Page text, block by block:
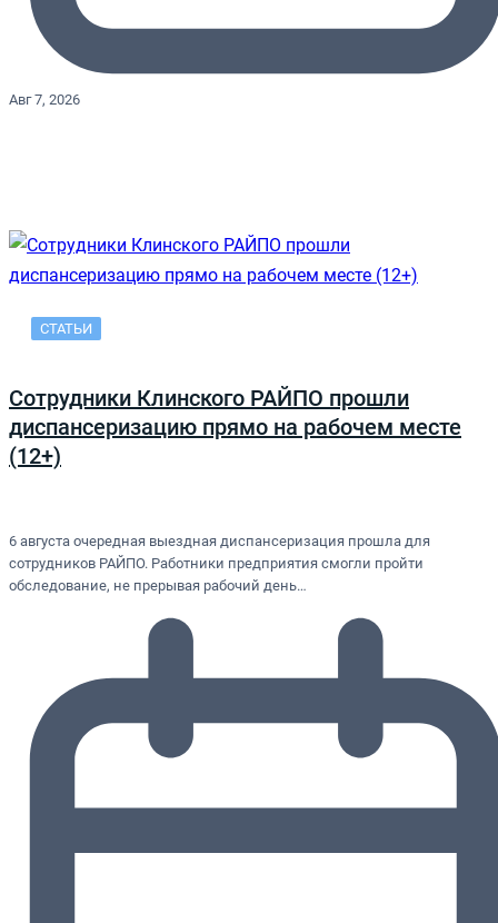
Авг 7, 2026
СТАТЬИ
Сотрудники Клинского РАЙПО прошли
диспансеризацию прямо на рабочем месте
(12+)
6 августа очередная выездная диспансеризация прошла для
сотрудников РАЙПО. Работники предприятия смогли пройти
обследование, не прерывая рабочий день…